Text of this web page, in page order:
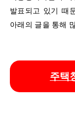
발표되고 있기 때
아래의 글을 통해
주택